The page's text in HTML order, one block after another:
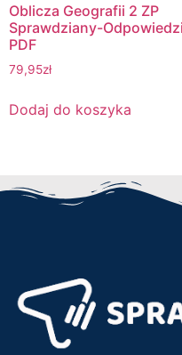
Oblicza Geografii 2 ZP
Sprawdziany-Odpowiedzi
PDF
79,95zł
Dodaj do koszyka